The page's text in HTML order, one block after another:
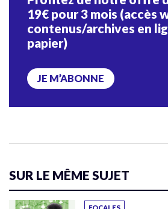
19€ pour 3 mois (accès
contenus/archives en
papier)
JE M’ABONNE
SUR LE MÊME SUJET